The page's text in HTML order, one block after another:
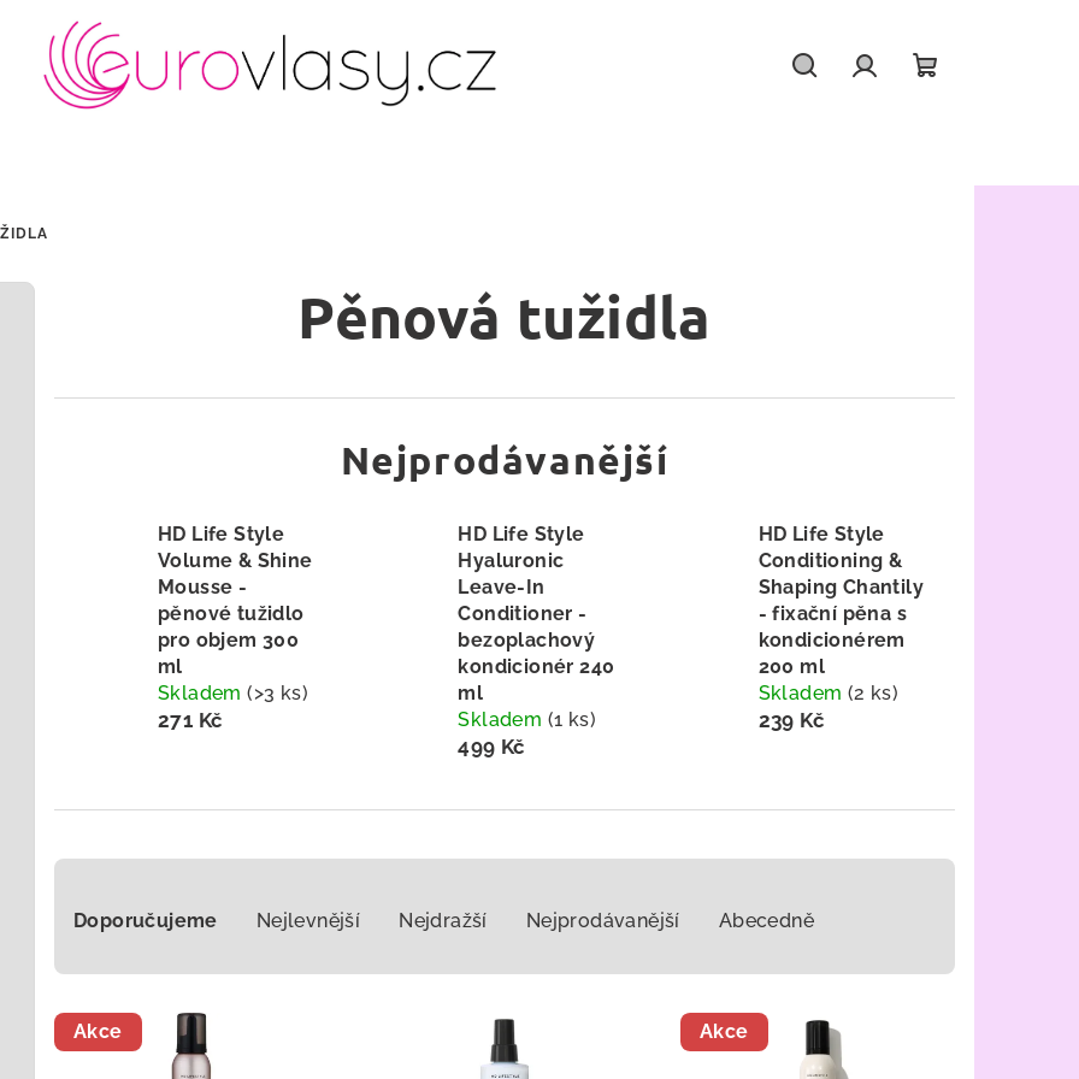
Pěnová tužidla
Nejprodávanější
HD Life Style
Volume & Shine
Mousse -
pěnové tužidlo
pro objem 300
ml
Skladem(>3 ks)
271 Kč
HD Life Style
Hyaluronic
Leave-In
Conditioner -
bezoplachový
kondicionér 240
ml
Skladem (1 ks)
499 Kč
HD Life Style
Conditioning &
Shaping Chantily
- fixační pěna s
kondicionérem
200 ml
Skladem (2 ks)
239 Kč
a
z
e
Doporučujeme Nejlevnější Nejdražší Nejprodávanější Abecedně
V
ý
Akce Akce